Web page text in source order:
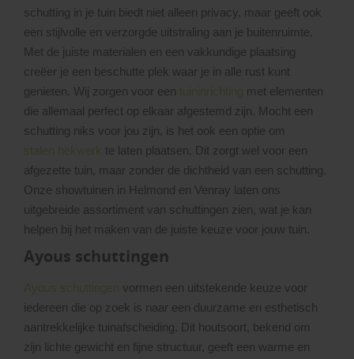
schutting in je tuin biedt niet alleen privacy, maar geeft ook
een stijlvolle en verzorgde uitstraling aan je buitenruimte.
Met de juiste materialen en een vakkundige plaatsing
creëer je een beschutte plek waar je in alle rust kunt
genieten. Wij zorgen voor een tuininrichting met elementen
die allemaal perfect op elkaar afgestemd zijn. Mocht een
schutting niks voor jou zijn, is het ook een optie om
stalen hekwerk te laten plaatsen. Dit zorgt wel voor een
afgezette tuin, maar zonder de dichtheid van een schutting.
Onze showtuinen in Helmond en Venray laten ons
uitgebreide assortiment van schuttingen zien, wat je kan
helpen bij het maken van de juiste keuze voor jouw tuin.
Ayous schuttingen
Ayous schuttingen vormen een uitstekende keuze voor
iedereen die op zoek is naar een duurzame en esthetisch
aantrekkelijke tuinafscheiding. Dit houtsoort, bekend om
zijn lichte gewicht en fijne structuur, geeft een warme en